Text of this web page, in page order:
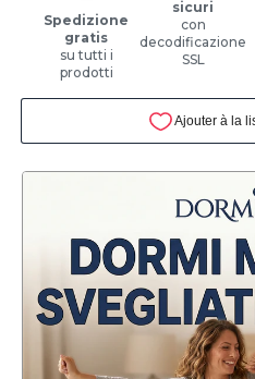
Spedizione
gratis
su tutti i
prodotti
sicuri
con
decodificazione
SSL